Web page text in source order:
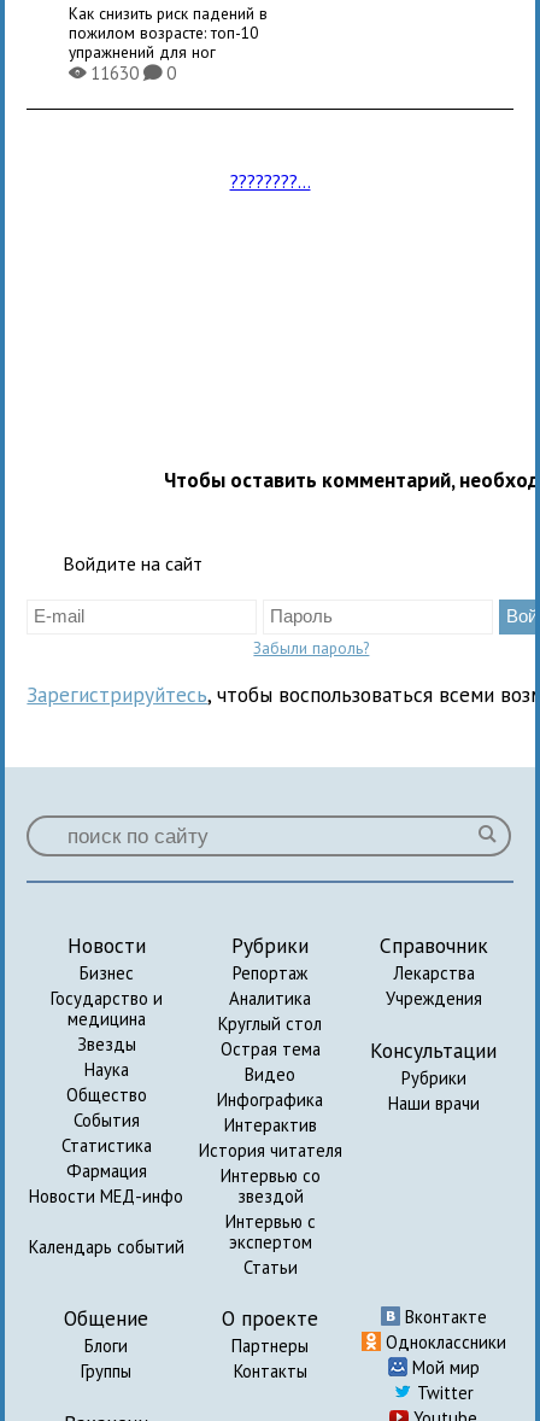
Как снизить риск падений в
пожилом возрасте: топ-10
упражнений для ног
X11630K0
????????...
Чтобы оставить комментарий,
Войдите на сайт
Забыли пароль?
Зарегистрируйтесь, чтобы воспользоваться всеми
Новости
Бизнес
Государство и
медицина
Звезды
Наука
Общество
События
Статистика
Фармация
Новости МЕД-инфо
Календарь событий
Рубрики
Репортаж
Аналитика
Круглый стол
Острая тема
Видео
Инфографика
Интерактив
История читателя
Интервью со
звездой
Интервью с
экспертом
Статьи
Справочник
Лекарства
Учреждения
Консультации
Рубрики
Наши врачи
Общение
Блоги
Группы
О проекте
Партнеры
Контакты
Вконтакте
Одноклассники
Мой мир
Twitter